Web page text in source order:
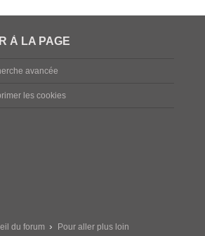
À LA PAGE
avancée
les cookies
du forum Pour aller plus loin